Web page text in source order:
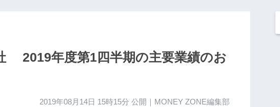
2019年度第1四半期の主要業績のお
2019年08月14日 15時15分 公開｜MONEY ZONE編集部